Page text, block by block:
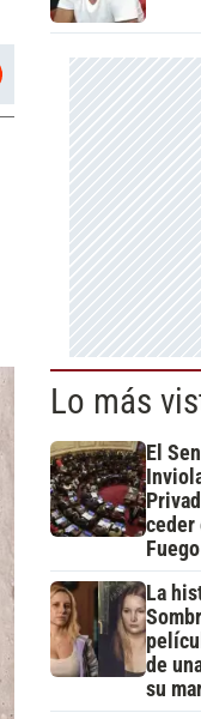
Lo más
El
ceder
Fuego
La
de
su